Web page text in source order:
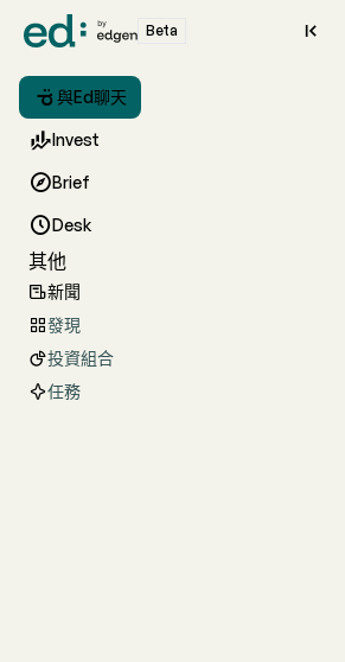
Beta 
 與Ed聊天
Invest
Brief
Desk
其他
新聞
發現
投資組合
任務